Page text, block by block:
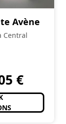
Avène
Central
€